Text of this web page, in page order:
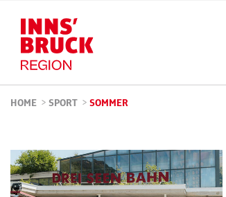
HOME > SPORT > SOMMER